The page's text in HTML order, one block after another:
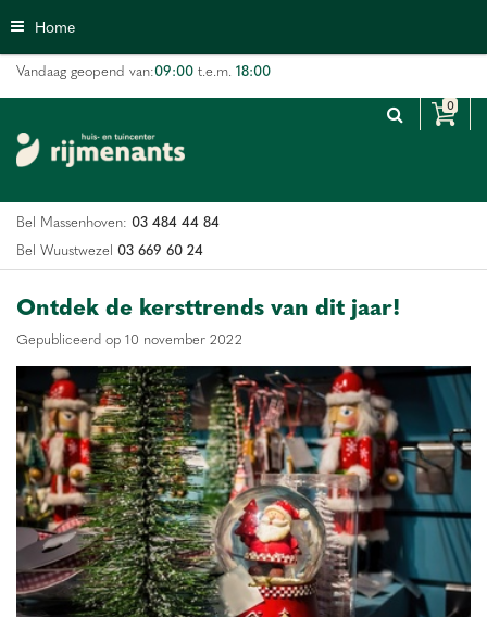
n
n
n
Home
Vandaag geopend van:09:00 t.e.m. 18:00
Bel Massenhoven: 03 484 44 84
Bel Wuustwezel 03 669 60 24
Ontdek de kersttrends van dit jaar!
Gepubliceerd op 10 november 2022